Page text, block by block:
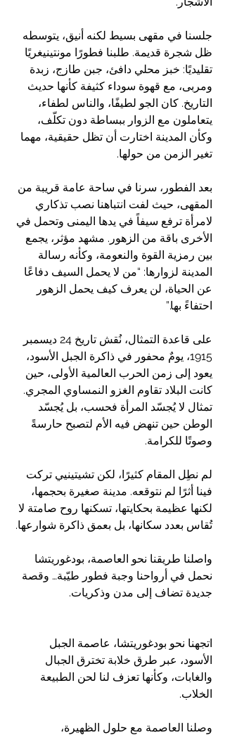
جلسنا في مقهى بسيط لكنه أنيق، يتوسطه
ظل شجرة قديمة. طلبنا فطورًا مونتينيغريًا
تقليديًا: خبز محلي دافئ، جبن طازج، زبدة
ومربى، مع قهوة سوداء كثيفة كأنها حديث
التاريخ. كان الجو لطيفًا، والناس لطفاء،
يتعاملون مع الزوار ببساطة دون تكلّف،
وكأن المدينة اختارت أن تظل حقيقية، مهما
تغير الزمن من حولها.
بعد الفطور، سرنا في ساحة عامة قريبة من
المقهى، حيث لفت انتباهنا نصب تذكاري
لامرأة ترفع سيفاً في يدها اليمنى وتحمل في
الأخرى باقة من الزهور. مشهد مؤثر، يجمع
بين رمزية القوة والنعومة، وكأنه رسالة
المدينة لزوارها: “من لا يحمل السيف دفاعًا
عن الحياة، لن يعرف كيف يحمل الزهور
احتفاءً بها.”
على قاعدة التمثال، نُقش تاريخ 24 ديسمبر
1915، يومٌ محفور في ذاكرة الجبل الأسود،
يعود إلى زمن الحرب العالمية الأولى، حين
كانت البلاد تقاوم الغزو النمساوي المجري.
تمثال لا يُجسّد المرأة فحسب، بل يُجسّد
الوطن حين تنهض فيه الأم لتصبح حارسةً
وصوتًا للكرامة.
لم نطِل المقام كثيرًا، لكن تشيتينيي تركت
فينا أثرًا لم نتوقعه. مدينة صغيرة بحجمها،
لكنها عظيمة بحكايتها، تسكنها روح صامتة لا
تُقاس بعدد سكانها، بل بعمق ذاكرة شوارعها.
واصلنا طريقنا نحو العاصمة، بودغوريتشا
نحمل في أرواحنا وجبة فطور طيّبة… وقصة
جديدة تضاف إلى مدن وذكريات.
اتجهنا نحو بودغوريتشا، عاصمة الجبل
الأسود، عبر طرق خلابة تخترق الجبال
والغابات، وكأنها تعزف لنا لحن الطبيعة
الخلاب.
وصلنا العاصمة مع حلول الظهيرة،